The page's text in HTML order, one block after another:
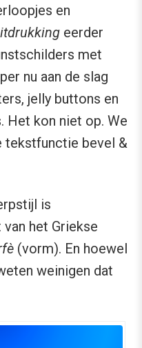
en
eerder
met
nu aan de slag
jelly buttons en
Het kon niet op. We
tekstfunctie bevel &
is
het Griekse
(vorm). En hoewel
weinigen dat